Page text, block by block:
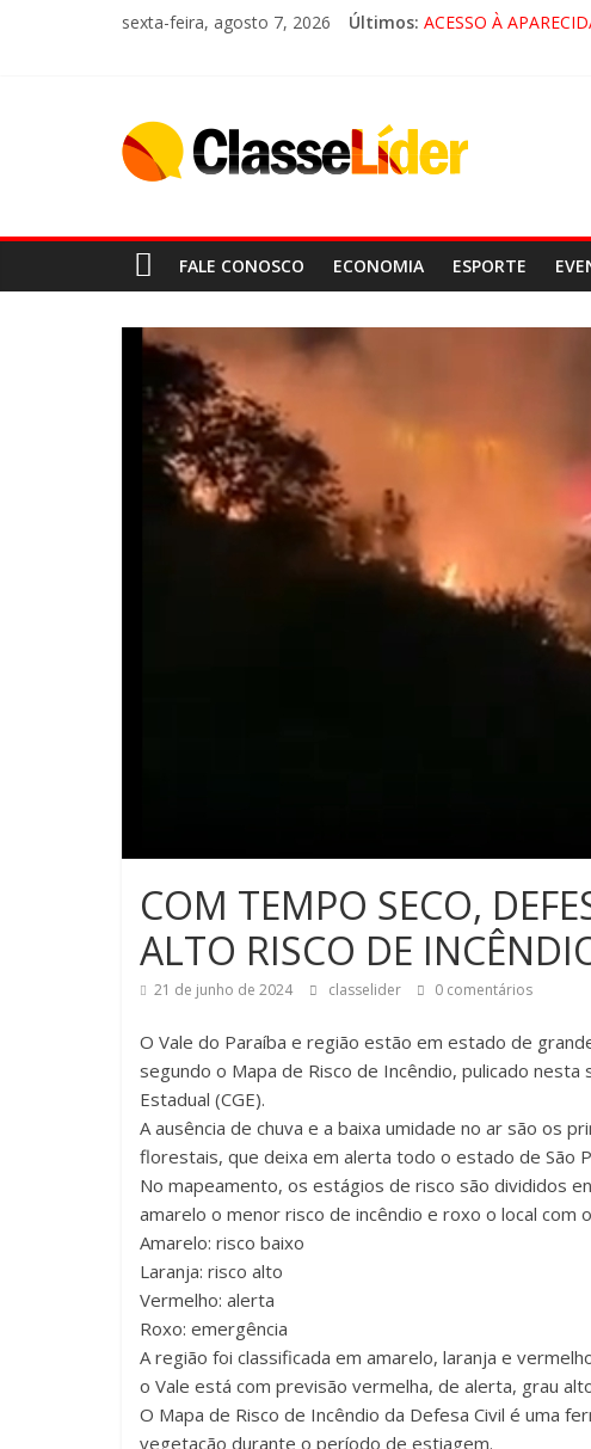
sexta-feira, agosto 7, 2026 Últimos: ACESSO À
“HÁ PRESENÇA
FALE CONOSCO ECONOMIA ESPORTE
COM TEMPO SECO,
ALTO RISCO DE
21 de junho de 2024 classelider 0 comentários
O Vale do Paraíba e região estão em estado de
segundo o Mapa de Risco de Incêndio, pulicado
Estadual (CGE).
A ausência de chuva e a baixa umidade no ar são os
florestais, que deixa em alerta todo o estado de São
No mapeamento, os estágios de risco são divididos
amarelo o menor risco de incêndio e roxo o local com
Amarelo: risco baixo
Laranja: risco alto
Vermelho: alerta
Roxo: emergência
A região foi classificada em amarelo, laranja e
o Vale está com previsão vermelha, de alerta, grau
O Mapa de Risco de Incêndio da Defesa Civil é uma
vegetação durante o período de estiagem.